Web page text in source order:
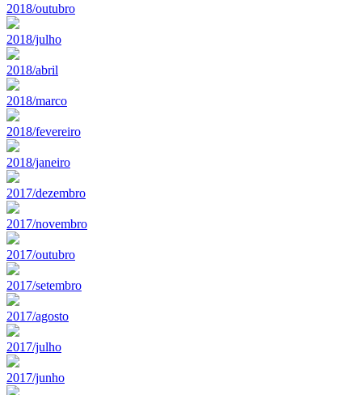
2018/outubro
2018/julho
2018/abril
2018/marco
2018/fevereiro
2018/janeiro
2017/dezembro
2017/novembro
2017/outubro
2017/setembro
2017/agosto
2017/julho
2017/junho